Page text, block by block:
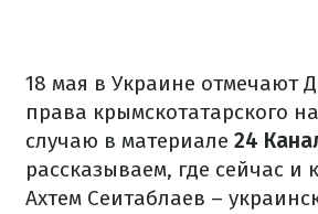
18 мая в Украине отмечают
права крымскотатарского
случаю в материале 24
рассказываем, где сейчас и
Ахтем Сеитаблаев –